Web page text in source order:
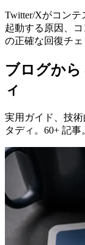
Twitter/Xがコン
起動する原因、
の正確な回復チェ
ブログか
ィ
実用ガイド、技
タディ。60+ 記事